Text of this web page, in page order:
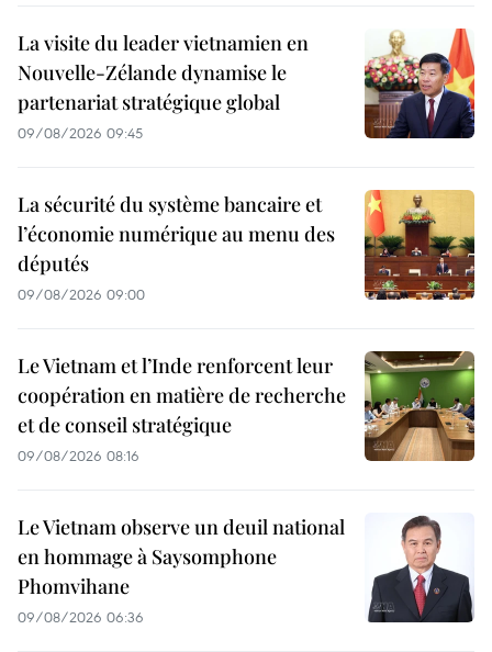
La visite du leader vietnamien en
Nouvelle-Zélande dynamise le
partenariat stratégique global
09/08/2026 09:45
La sécurité du système bancaire et
l’économie numérique au menu des
députés
09/08/2026 09:00
Le Vietnam et l’Inde renforcent leur
coopération en matière de recherche
et de conseil stratégique
09/08/2026 08:16
Le Vietnam observe un deuil national
en hommage à Saysomphone
Phomvihane
09/08/2026 06:36